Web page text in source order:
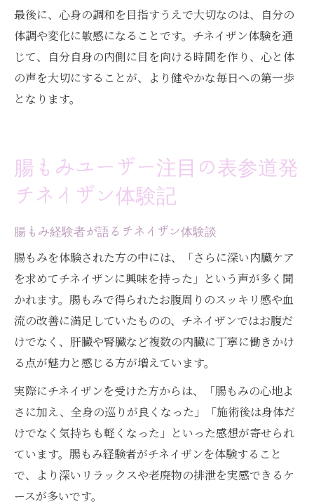
最後に、心身の調和を目指すうえで大切なのは、自分の
体調や変化に敏感になることです。チネイザン体験を通
じて、自分自身の内側に目を向ける時間を作り、心と体
の声を大切にすることが、より健やかな毎日への第一歩
となります。
腸もみユーザー注目の表参道発
チネイザン体験記
腸もみ経験者が語るチネイザン体験談
腸もみを体験された方の中には、「さらに深い内臓ケア
を求めてチネイザンに興味を持った」という声が多く聞
かれます。腸もみで得られたお腹周りのスッキリ感や血
流の改善に満足していたものの、チネイザンではお腹だ
けでなく、肝臓や腎臓など複数の内臓に丁寧に働きかけ
る点が魅力と感じる方が増えています。
実際にチネイザンを受けた方からは、「腸もみの心地よ
さに加え、全身の巡りが良くなった」「施術後は身体だ
けでなく気持ちも軽くなった」といった感想が寄せられ
ています。腸もみ経験者がチネイザンを体験すること
で、より深いリラックスや老廃物の排泄を実感できるケ
ースが多いです。